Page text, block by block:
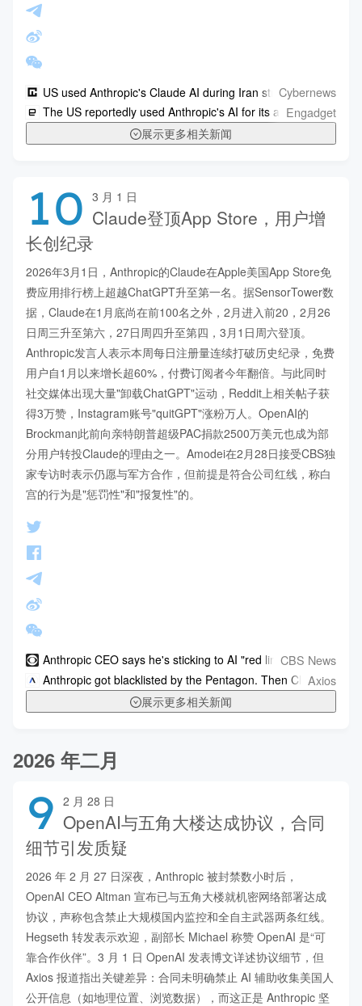
US used Anthropic's Claude AI during Iran strikes despite
Cybernews
The US reportedly used Anthropic's AI for its attack on Iran,
Engadget
展示更多相关新闻
10 3 月 1 日
Claude登顶App Store，用户增
长创纪录
2026年3月1日，Anthropic的Claude在Apple美国App Store免
费应用排行榜上超越ChatGPT升至第一名。据SensorTower数
据，Claude在1月底尚在前100名之外，2月进入前20，2月26
日周三升至第六，27日周四升至第四，3月1日周六登顶。
Anthropic发言人表示本周每日注册量连续打破历史纪录，免费
用户自1月以来增长超60%，付费订阅者今年翻倍。与此同时
社交媒体出现大量"卸载ChatGPT"运动，Reddit上相关帖子获
得3万赞，Instagram账号"quitGPT"涨粉万人。OpenAI的
Brockman此前向亲特朗普超级PAC捐款2500万美元也成为部
分用户转投Claude的理由之一。Amodei在2月28日接受CBS独
家专访时表示仍愿与军方合作，但前提是符合公司红线，称白
宫的行为是"惩罚性"和"报复性"的。
Anthropic CEO says he's sticking to AI "red lines" despite
CBS News
Anthropic got blacklisted by the Pentagon. Then Claude hit
Axios
展示更多相关新闻
2026 年二月
9 2 月 28 日
OpenAI与五角大楼达成协议，合同
细节引发质疑
2026 年 2 月 27 日深夜，Anthropic 被封禁数小时后，
OpenAI CEO Altman 宣布已与五角大楼就机密网络部署达成
协议，声称包含禁止大规模国内监控和全自主武器两条红线。
Hegseth 转发表示欢迎，副部长 Michael 称赞 OpenAI 是“可
靠合作伙伴”。3 月 1 日 OpenAI 发表博文详述协议细节，但
Axios 报道指出关键差异：合同未明确禁止 AI 辅助收集美国人
公开信息（如地理位置、浏览数据），而这正是 Anthropic 坚